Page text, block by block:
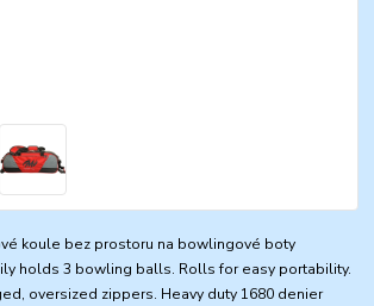
koule bez prostoru na bowlingové boty
holds 3 bowling balls. Rolls for easy portability.
oversized zippers. Heavy duty 1680 denier